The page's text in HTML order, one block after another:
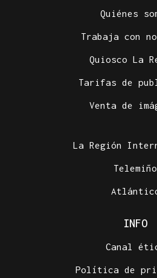
Quiénes
Trabaja con
Quiosco La
Tarifas de
Venta de
La Región
Telemiño
INFO
Canal
Política de